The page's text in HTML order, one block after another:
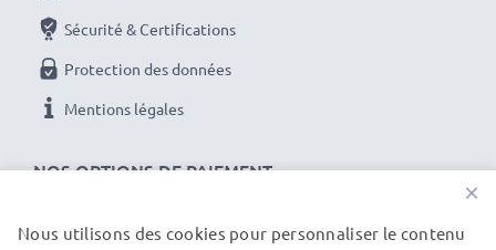
NOS OPTIONS DE PAIEMENT
Sécurité & Certifications
Protection des données
Mentions légales
×
Nous utilisons des cookies pour personnaliser le contenu